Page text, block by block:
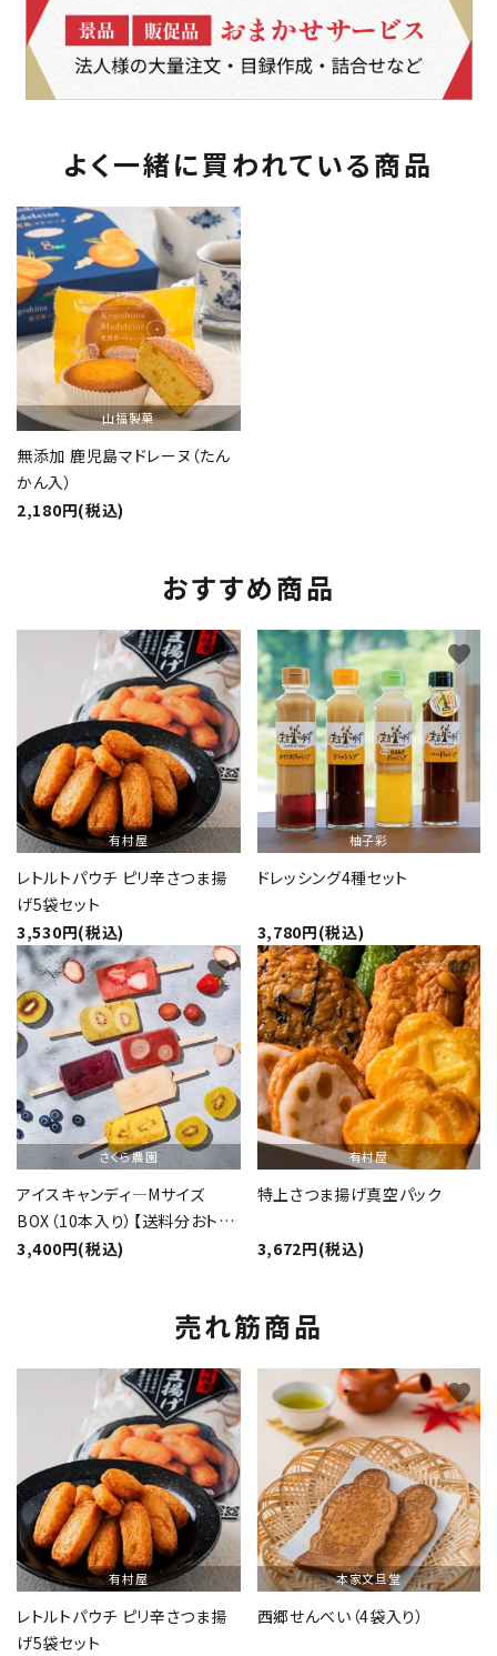
よく一緒に買われている商品
山福製菓
無添加 鹿児島マドレーヌ（たん
かん入）
2,180円(税込)
おすすめ商品
有村屋
レトルトパウチ ピリ辛さつま揚
げ5袋セット
3,530円(税込)
favorite
柚子彩
ドレッシング4種セット
3,780円(税込)
favorite
さくら農園
アイスキャンディ―Mサイズ
BOX（10本入り）【送料分おト
ク】
3,400円(税込)
favorite
有村屋
特上さつま揚げ真空パック
3,672円(税込)
favorite
売れ筋商品
有村屋
レトルトパウチ ピリ辛さつま揚
げ5袋セット
favorite
本家文旦堂
西郷せんべい（4袋入り）
favorite